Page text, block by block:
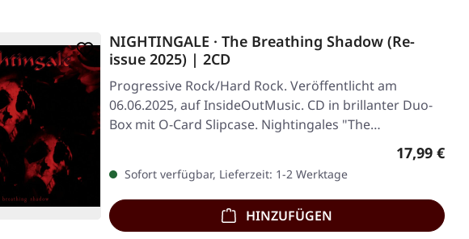
NIGHTINGALE · The Breathing Shadow (Re-
issue 2025) | 2CD
Progressive Rock/Hard Rock. Veröffentlicht am
06.06.2025, auf InsideOutMusic. CD in brillanter Duo-
Box mit O-Card Slipcase. Nightingales "The…
Regulärer
17,99 €
Sofort verfügbar, Lieferzeit: 1-2 Werktage
HINZUFÜGEN